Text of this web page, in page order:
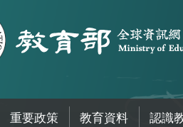
重要政策 教育資料 認識